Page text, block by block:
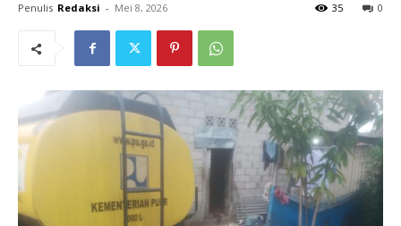
Penulis Redaksi - Mei 8, 2026 0
35